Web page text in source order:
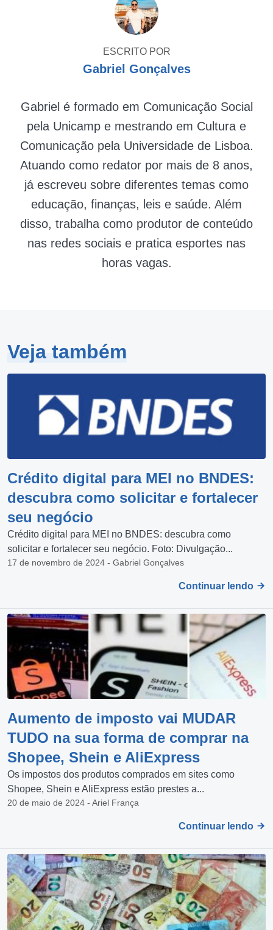
ESCRITO POR
Gabriel Gonçalves
Gabriel é formado em Comunicação Social
pela Unicamp e mestrando em Cultura e
Comunicação pela Universidade de Lisboa.
Atuando como redator por mais de 8 anos,
já escreveu sobre diferentes temas como
educação, finanças, leis e saúde. Além
disso, trabalha como produtor de conteúdo
nas redes sociais e pratica esportes nas
horas vagas.
Veja também
Crédito digital para MEI no BNDES:
descubra como solicitar e fortalecer
seu negócio
Crédito digital para MEI no BNDES: descubra como
solicitar e fortalecer seu negócio. Foto: Divulgação...
17 de novembro de 2024 - Gabriel Gonçalves
Continuar lendo
Aumento de imposto vai MUDAR
TUDO na sua forma de comprar na
Shopee, Shein e AliExpress
Os impostos dos produtos comprados em sites como
Shopee, Shein e AliExpress estão prestes a...
20 de maio de 2024 - Ariel França
Continuar lendo